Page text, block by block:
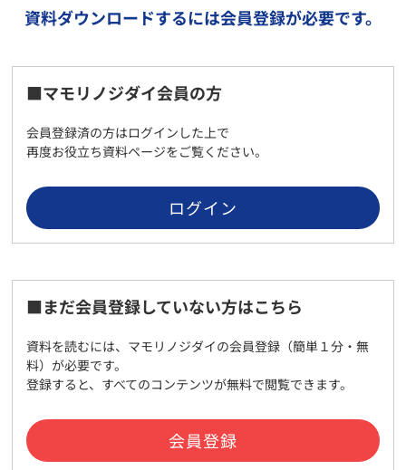
資料ダウンロードするには会員登録が必要です。
■マモリノジダイ会員の方
会員登録済の方はログインした上で
再度お役立ち資料ページをご覧ください。
ログイン
■まだ会員登録していない方はこちら
資料を読むには、マモリノジダイの会員登録（簡単１分・無
料）が必要です。
登録すると、すべてのコンテンツが無料で閲覧できます。
会員登録